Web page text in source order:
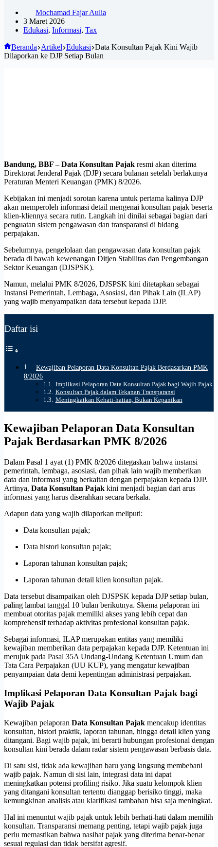
Mochamad Fajar Aulia
3 Maret 2026
Edukasi, Informasi, Tax
Beranda Artikel Edukasi Data Konsultan Pajak Kini Wajib
Dilaporkan ke DJP Setiap Bulan
Bandung, BBF –Data Konsultan Pajak resmi akan diterima
Direktorat Jenderal Pajak (DJP) secara bulanan setelah berlakunya
Peraturan Menteri Keuangan (PMK) 8/2026.
Kebijakan ini menjadi sorotan karena untuk pertama kalinya DJP
akan memperoleh informasi detail mengenai konsultan pajak beserta
klien-kliennya secara rutin. Langkah ini dinilai sebagai bagian dari
penguatan sistem pengawasan dan transparansi di bidang
perpajakan.
Sebelumnya, pengelolaan dan pengawasan data konsultan pajak
berada di bawah kewenangan Ditjen Stabilitas dan Pengembangan
Sektor Keuangan (DJSPSK).
Namun, melalui PMK 8/2026, DJSPSK kini ditetapkan sebagai
Instansi Pemerintah, Lembaga, Asosiasi, dan Pihak Lain (ILAP)
yang wajib menyampaikan data tersebut kepada DJP.
Daftar isi
Kewajiban Pelaporan Data Konsultan Pajak Berdasarkan PMK
8/2026
Implikasi Pelaporan Data Konsultan Pajak bagi Wajib Pajak
Konsultan Pajak dalam Tekanan Transparansi
Meningkatkan Kehati-hatian, Bukan Kepanikan
Kewajiban Pelaporan Data Konsultan
Pajak Berdasarkan PMK 8/2026
Dalam Pasal 1 ayat (1) PMK 8/2026 ditegaskan bahwa instansi
pemerintah, lembaga, asosiasi, dan pihak lain wajib memberikan
data dan informasi yang berkaitan dengan perpajakan kepada DJP.
Artinya, Data Konsultan Pajak kini menjadi bagian dari arus
informasi yang harus diserahkan secara berkala.
Adapun data yang wajib dilaporkan meliputi:
Data konsultan pajak;
Data histori konsultan pajak;
Laporan tahunan konsultan pajak;
Laporan tahunan detail klien konsultan pajak.
Data tersebut disampaikan oleh DJSPSK kepada DJP setiap bulan,
paling lambat tanggal 10 bulan berikutnya. Skema pelaporan ini
membuat otoritas pajak memiliki akses yang lebih cepat dan
komprehensif terhadap aktivitas profesional konsultan pajak.
Sebagai informasi, ILAP merupakan entitas yang memiliki
kewajiban memberikan data perpajakan kepada DJP. Ketentuan ini
merujuk pada Pasal 35A Undang-Undang Ketentuan Umum dan
Tata Cara Perpajakan (UU KUP), yang mengatur kewajiban
penyampaian data demi kepentingan administrasi perpajakan.
Implikasi Pelaporan Data Konsultan Pajak bagi
Wajib Pajak
Kewajiban pelaporan Data Konsultan Pajak mencakup identitas
konsultan, histori praktik, laporan tahunan, hingga detail klien yang
ditangani. Bagi wajib pajak, ini berarti hubungan profesional dengan
konsultan kini berada dalam radar sistem pengawasan berbasis data.
Di satu sisi, tidak ada kewajiban baru yang langsung membebani
wajib pajak. Namun di sisi lain, integrasi data ini dapat
meningkatkan potensi profiling risiko. Jika suatu kelompok klien
yang ditangani konsultan tertentu dianggap berisiko tinggi, maka
kemungkinan analisis atau klarifikasi tambahan bisa saja meningkat.
Hal ini menuntut wajib pajak untuk lebih berhati-hati dalam memilih
konsultan. Transparansi memang penting, tetapi wajib pajak juga
perlu memastikan bahwa nasihat pajak yang diterima benar-benar
sesuai regulasi dan tidak bersifat agresif.